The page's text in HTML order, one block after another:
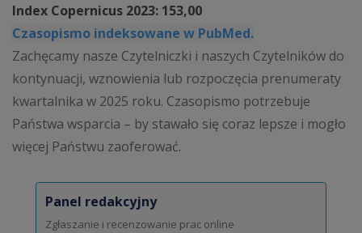
Index Copernicus 2023: 153,00
Czasopismo indeksowane w PubMed.
Zachęcamy nasze Czytelniczki i naszych Czytelników do
kontynuacji, wznowienia lub rozpoczęcia prenumeraty
kwartalnika w 2025 roku. Czasopismo potrzebuje
Państwa wsparcia – by stawało się coraz lepsze i mogło
więcej Państwu zaoferować.
Panel redakcyjny
Zgłaszanie i recenzowanie prac online